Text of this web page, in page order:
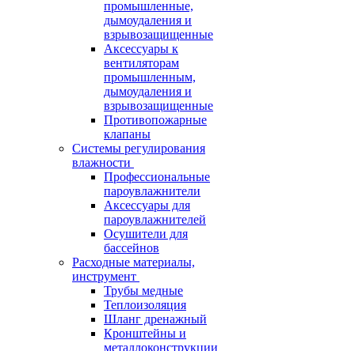
промышленные,
дымоудаления и
взрывозащищенные
Аксессуары к
вентиляторам
промышленным,
дымоудаления и
взрывозащищенные
Противопожарные
клапаны
Системы регулирования
влажности
Профессиональные
пароувлажнители
Аксессуары для
пароувлажнителей
Осушители для
бассейнов
Расходные материалы,
инструмент
Трубы медные
Теплоизоляция
Шланг дренажный
Кронштейны и
металлоконструкции